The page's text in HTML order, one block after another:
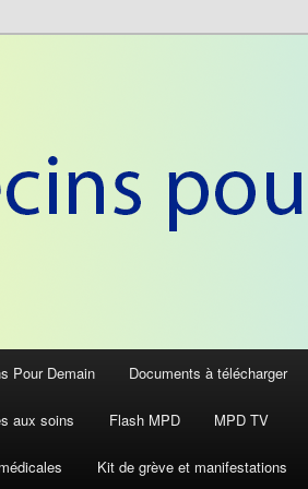
Pour Demain Documents à télécharger
aux soins Flash MPD MPD TV
Kit de grève et manifestations